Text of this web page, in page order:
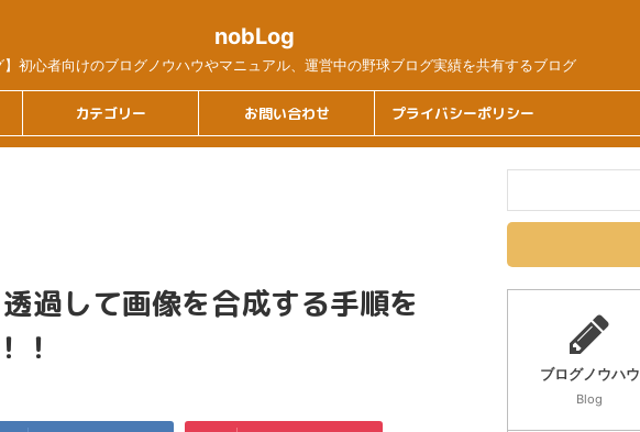
nobLog
】初心者向けのブログノウハウやマニュアル、運営中の野球ブログ実績を共有するブログ
カテゴリー お問い合わせ プライバシーポリシー
過して画像を合成する手順を
！
ブログノウハウ
Blog